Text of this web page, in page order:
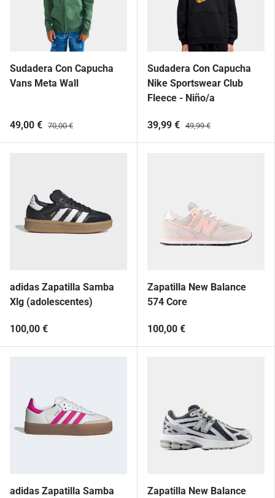
Sudadera Con Capucha
Vans Meta Wall
49,00 € 70,00 €
Sudadera Con Capucha
Nike Sportswear Club
Fleece - Niño/a
39,99 € 49,99 €
adidas Zapatilla Samba
Xlg (adolescentes)
100,00 €
Zapatilla New Balance
574 Core
100,00 €
adidas Zapatilla Samba
Zapatilla New Balance